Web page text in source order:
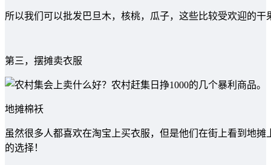
所以我们可以批发巴旦木，核桃，瓜子，这些比较受欢迎的干
第三，摆摊卖衣服
地摊棉袄
虽然很多人都喜欢在淘宝上买衣服，但是他们在街上看到地
的选择！